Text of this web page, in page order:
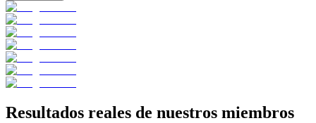
Resultados reales de nuestros miembros